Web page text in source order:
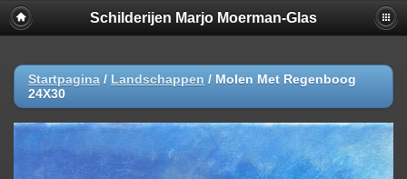
Schilderijen Marjo Moerman-Glas
Startpagina / Landschappen / Molen Met Regenboog
24X30